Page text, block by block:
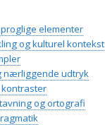
elementer
og kulturel kontekst
nærliggende udtryk
og ortografi